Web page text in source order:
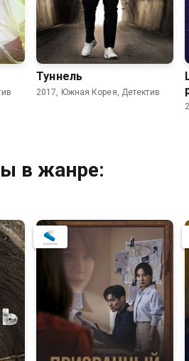
Туннель
2017, Южная Корея, Детектив
в жанре: